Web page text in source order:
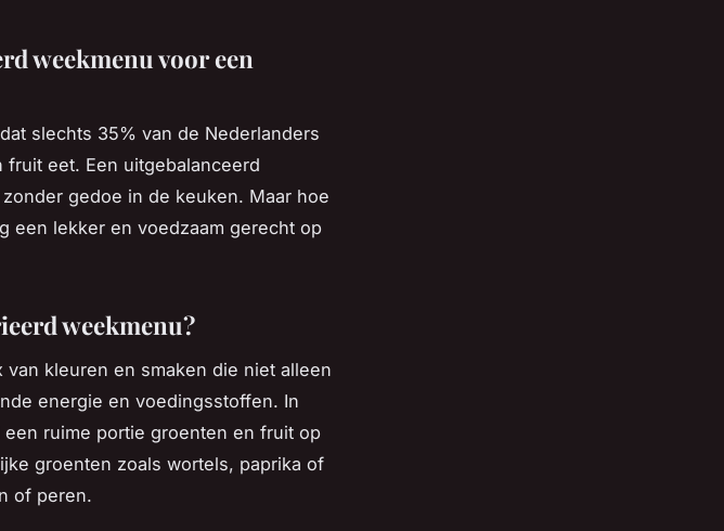
weekmenu voor een
slechts 35% van de Nederlanders
eet. Een uitgebalanceerd
gedoe in de keuken. Maar hoe
een lekker en voedzaam gerecht op
weekmenu?
kleuren en smaken die niet alleen
energie en voedingsstoffen. In
ruime portie groenten en fruit op
groenten zoals wortels, paprika of
of peren.